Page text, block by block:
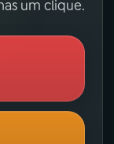
um clique.